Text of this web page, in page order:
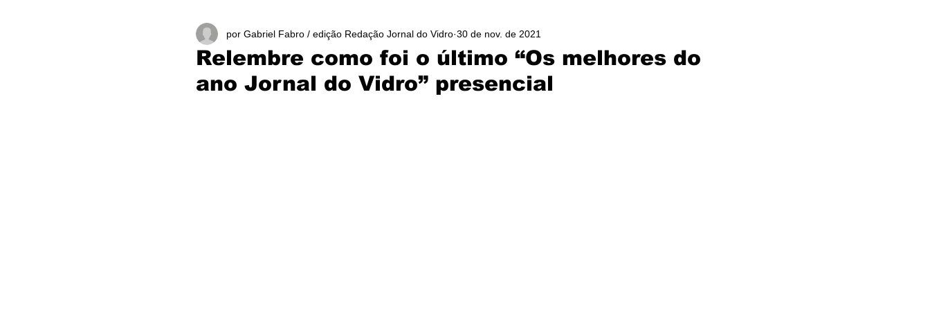
Relembre como foi o último “Os melhores do
ano Jornal do Vidro” presencial
por Gabriel Fabro / edição Redação Jornal do Vidro 30 de nov. de 2021